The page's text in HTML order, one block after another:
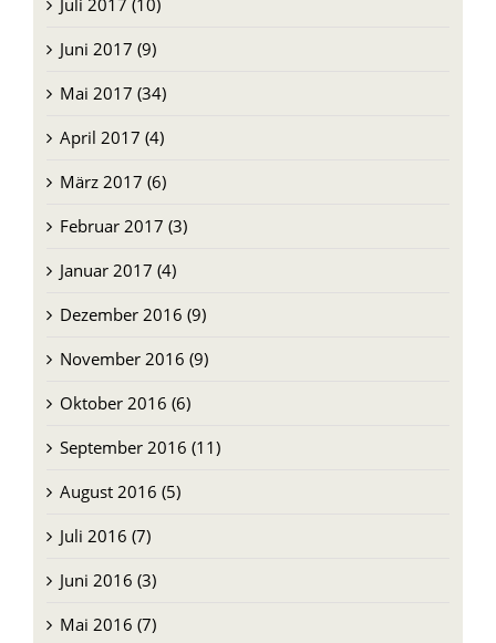
Juli 2017 (10)
Juni 2017 (9)
Mai 2017 (34)
April 2017 (4)
März 2017 (6)
Februar 2017 (3)
Januar 2017 (4)
Dezember 2016 (9)
November 2016 (9)
Oktober 2016 (6)
September 2016 (11)
August 2016 (5)
Juli 2016 (7)
Juni 2016 (3)
Mai 2016 (7)